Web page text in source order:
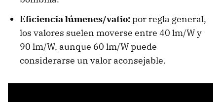
Eficiencia lúmenes/vatio:por regla general,
los valores suelen moverse entre 40 lm/W y
90 lm/W, aunque 60 lm/W puede
considerarse un valor aconsejable.